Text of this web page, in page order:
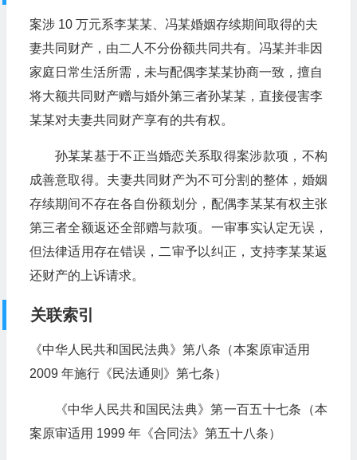
案涉 10 万元系李某某、冯某婚姻存续期间取得的夫
妻共同财产，由二人不分份额共同共有。冯某并非因
家庭日常生活所需，未与配偶李某某协商一致，擅自
将大额共同财产赠与婚外第三者孙某某，直接侵害李
某某对夫妻共同财产享有的共有权。
孙某某基于不正当婚恋关系取得案涉款项，不构
成善意取得。夫妻共同财产为不可分割的整体，婚姻
存续期间不存在各自份额划分，配偶李某某有权主张
第三者全额返还全部赠与款项。一审事实认定无误，
但法律适用存在错误，二审予以纠正，支持李某某返
还财产的上诉请求。
关联索引
《中华人民共和国民法典》第八条（本案原审适用
2009 年施行《民法通则》第七条）
《中华人民共和国民法典》第一百五十七条（本
案原审适用 1999 年《合同法》第五十八条）